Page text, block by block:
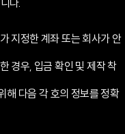
다.
지정한 계좌 또는 회사가 안
경우, 입금 확인 및 제작 착
다음 각 호의 정보를 정확